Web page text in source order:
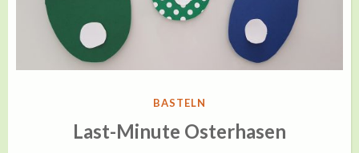
VERÖFFENTLICHT
BASTELN
Last-Minute Osterhasen